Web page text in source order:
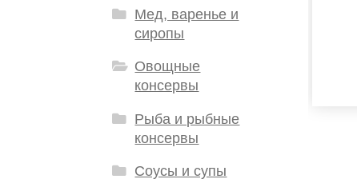
Мед, варенье и
сиропы
Овощные
консервы
Рыба и рыбные
консервы
Соусы и супы